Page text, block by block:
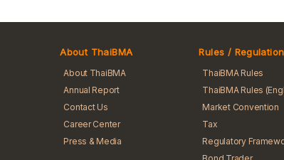
About ThaiBMA
About ThaiBMA
Annual Report
Contact Us
Career Center
Press & Media
Rules /
ThaiBMA Rules
ThaiBMA Rules
Market Convention
Tax
Regulatory